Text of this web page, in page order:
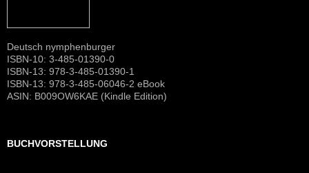
Deutsch nymphenburger
ISBN-10: 3-485-01390-0
ISBN-13: 978-3-485-01390-1
ISBN-13: 978-3-485-06046-2 eBook
ASIN: B009OW6KAE (Kindle Edition)
BUCHVORSTELLUNG